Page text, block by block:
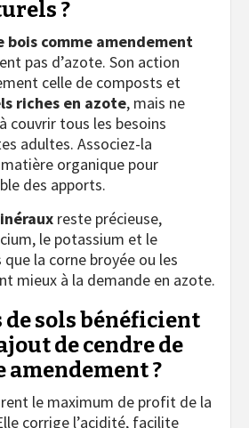
?
bois comme amendement
pas d’azote. Son action
celle de composts et
riches en azote, mais ne
couvrir tous les besoins
adultes. Associez-la
organique pour
des apports.
reste précieuse,
le potassium et le
la corne broyée ou les
mieux à la demande en azote.
de sols bénéficient
de cendre de
amendement ?
le maximum de profit de la
corrige l’acidité, facilite